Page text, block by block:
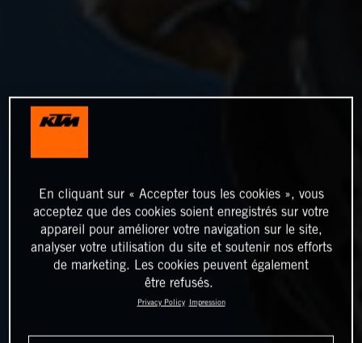
En cliquant sur « Accepter tous les cookies », vous
acceptez que des cookies soient enregistrés sur votre
appareil pour améliorer votre navigation sur le site,
analyser votre utilisation du site et soutenir nos efforts
de marketing. Les cookies peuvent également
être refusés.
Privacy Policy Impression